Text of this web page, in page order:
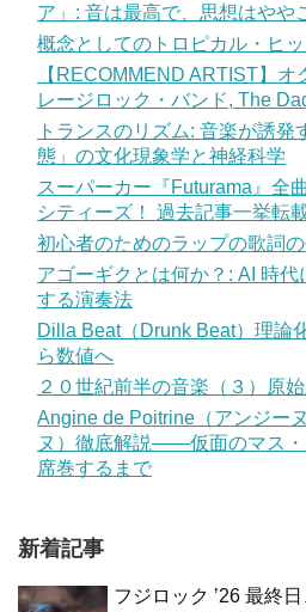
ア」: 音は最高で、思想はやや
概念としてのトロピカル・ヒ
【RECOMMEND ARTIST】
レージロック・バンド, The
トランスのリズム: 音楽が誘発
態」の文化現象学と神経科学
スーパーカー『Futurama』全
シティーズ！ 過去記事一挙転載
初心者のためのラップの歌詞
アゴーギクとは何か？: AI 時
する演奏法
Dilla Beat（Drunk Beat）理論
ら数値へ
２０世紀前半の音楽（３）原
Angine de Poitrine（アンジー
ヌ）徹底解説——仮面のマス
席巻するまで
新着記事
フジロック ’26 最終